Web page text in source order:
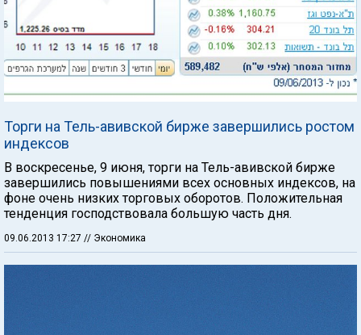
Торги на Тель-авивской бирже завершились ростом
индексов
В воскресенье, 9 июня, торги на Тель-авивской бирже
завершились повышениями всех основных индексов, на
фоне очень низких торговых оборотов. Положительная
тенденция господствовала большую часть дня.
09.06.2013 17:27 // Экономика